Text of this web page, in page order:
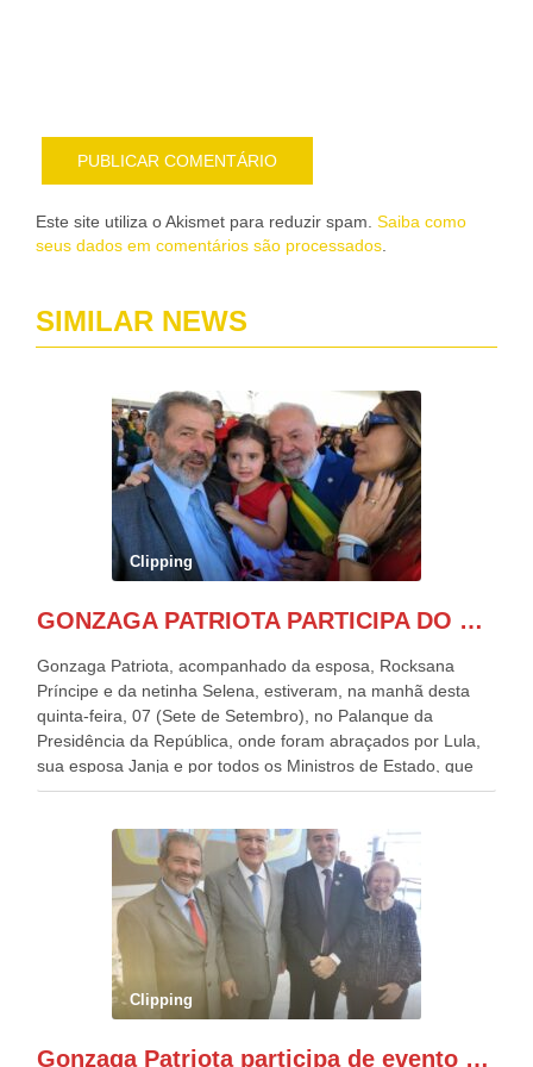
Este site utiliza o Akismet para reduzir spam. Saiba como
seus dados em comentários são processados
SIMILAR NEWS
Clipping
GONZAGA PATRIOTA PARTICIPA DO DESFILE DA INDEPENDÊNCIA NO PALANQUE DA PRESIDÊNCIA DA REPÚBLICA E É ABRAÇADO POR LULA E POR GERALDO ALCKMIN.
Gonzaga Patriota, acompanhado da esposa, Rocksana
Príncipe e da netinha Selena, estiveram, na manhã desta
quinta-feira, 07 (Sete de Setembro), no Palanque da
Presidência da República, onde foram abraçados por Lula,
sua esposa Janja e por todos os Ministros de Estado, que
estavam presentes, nos Desfiles da Independência da
outros desfiles, na Esplanada dos Ministérios, disse ter sido
o deste ano, o maior e o mais organizado de todos. “Há
quatro décadas, como Patriota até no nome, participo
anualmente dos desfiles de Sete de Setembro, na
Esplanada dos Ministérios, em Brasília. Este ano, o governo
preparou espaços com cadeiras e coberturas, para 30.000
pessoas, só que o número de Patriotas Brasileiros
Independentes, dobrou na Esplanada. Eu, Lula e os
Clipping
Gonzaga Patriota participa de evento em prol do desenvolvimento do Nordeste